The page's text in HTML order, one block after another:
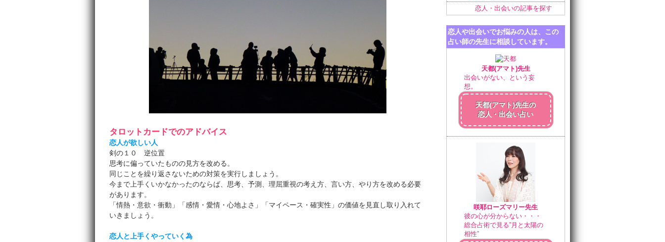
タロットカードでのアドバイス
恋人が欲しい人
剣の１０ 逆位置
思考に偏っていたものの見方を改める。
同じことを繰り返さないための対策を実行しましょう。
今まで上手くいかなかったのならば、思考、予測、理屈重視の考え方、言い方、やり方を改める必要
があります。
「情熱・意欲・衝動」「感情・愛情・心地よさ」「マイペース・確実性」の価値を見直し取り入れて
いきましょう。
恋人と上手くやっていく為
恋人・出会いの記事を探す
恋人や出会いでお悩みの人は、この
占い師の先生に相談しています。
天都(アマト)先生
出会いがない、という妄
想。
天都(アマト)先生の
恋人・出会い占い
咲耶ローズマリー先生
彼の心が分からない・・・
総合占術で見る”月と太陽の
相性”